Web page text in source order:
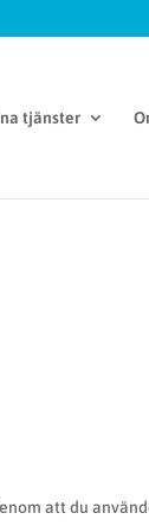
tjänster
att du